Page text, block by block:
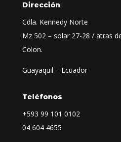
Dirección
Cdla. Kennedy Norte
Mz 502 – solar 27-28 / atras
Colon.
Guayaquil – Ecuador
Teléfonos
+593 99 101 0102
04 604 4655